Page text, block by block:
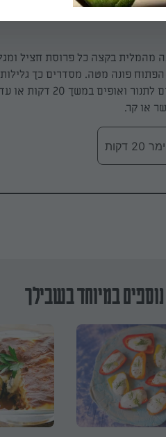
מהמלית בקצה כל פרוסת חציל
פונה מטה. מסדרים כך
או קר.
דקות
במיוחד בשבילך